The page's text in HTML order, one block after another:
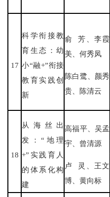
17
科学衔接教
育生态：幼
小“融+”衔接
教育实践创
新
俞 芳、李霞
美、何秀凤
陈白鹭、颜秀
贵、陈清云
18
从海丝出
发：“地理
+”实践育人
的体系化构
建
高福平、吴孟
宇、曾清源
卢 灵、王文
博、黄向标